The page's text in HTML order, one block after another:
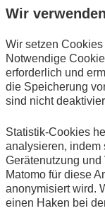
Interviews
Keine Nachrichten
Wir
Wir setzen
Notwendige
erforderlich und
die Speicherung
sind nicht
Statistik-Cookies
analysieren, indem
Gerätenutzung
Matomo für diese
anonymisiert wird.
einen Haken bei